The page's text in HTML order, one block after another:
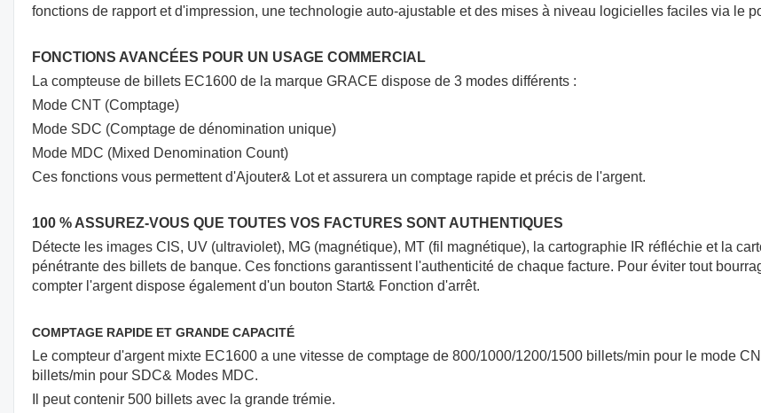
fonctions de rapport et d'impression, une technologie auto-ajustable et des mises à niveau logicielles faciles via le
FONCTIONS AVANCÉES POUR UN USAGE COMMERCIAL
La compteuse de billets EC1600 de la marque GRACE dispose de 3 modes différents :
Mode CNT (Comptage)
Mode SDC (Comptage de dénomination unique)
Mode MDC (Mixed Denomination Count)
Ces fonctions vous permettent d'Ajouter& Lot et assurera un comptage rapide et précis de l'argent.
100 % ASSUREZ-VOUS QUE TOUTES VOS FACTURES SONT AUTHENTIQUES
Détecte les images CIS, UV (ultraviolet), MG (magnétique), MT (fil magnétique), la cartographie IR réfléchie et la
pénétrante des billets de banque. Ces fonctions garantissent l'authenticité de chaque facture. Pour éviter tout
compter l'argent dispose également d'un bouton Start& Fonction d'arrêt.
COMPTAGE RAPIDE ET GRANDE CAPACITÉ
Le compteur d'argent mixte EC1600 a une vitesse de comptage de 800/1000/1200/1500 billets/min pour le mode
billets/min pour SDC& Modes MDC.
Il peut contenir 500 billets avec la grande trémie.